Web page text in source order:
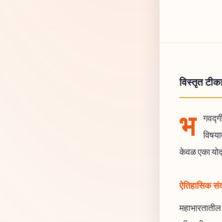
विस्तृत
भ
केवळ एका
ऐतिहासिक